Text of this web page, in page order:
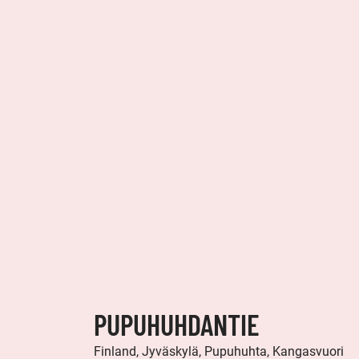
PUPUHUHDANTIE
Finland, Jyväskylä, Pupuhuhta, Kangasvuori